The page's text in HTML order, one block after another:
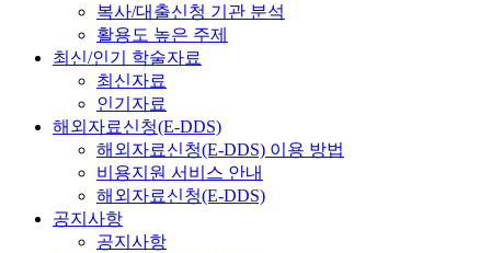
복사/대출신청 기관 분석
활용도 높은 주제
최신/인기 학술자료
최신자료
인기자료
해외자료신청(E-DDS)
해외자료신청(E-DDS) 이용 방법
비용지원 서비스 안내
해외자료신청(E-DDS)
공지사항
공지사항